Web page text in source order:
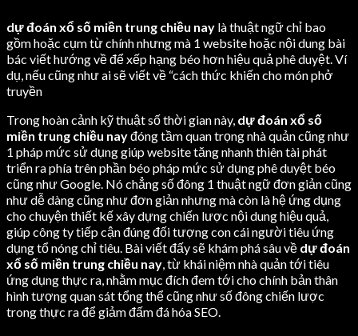
dự đoán xổ số miền trung chiều nay là thuật ngữ chỉ bao
gồm hoặc cụm từ chính nhưng mà 1 website hoặc nội dung bài
bác viết hướng về để xếp hạng béo hơn hiệu quả phê duyệt. Ví
dụ, nếu cũng như ai sẽ viết về “cách thức khiến cho món phở
truyền
Trong hoàn cảnh kỹ thuật số thời gian này, dự đoán xổ số
miền trung chiều nayđóng tầm quan trọng nhà quản cũng như
1 pháp mức sử dụng giúp website tăng nhanh thiên tài phát
triển ra phía trên phần béo pháp mức sử dụng phê duyệt béo
cũng như Google. Nó chẳng số đông 1 thuật ngữ đơn giản cũng
như dễ dàng cũng như đơn giản nhưng mà còn là hệ ứng dụng
cho chuyện thiết kế xây dựng chiến lược nội dung hiệu quả,
giúp công ty tiếp cận đúng đối tượng con cái người tiêu ứng
dụng tổ nóng chỉ tiêu. Bài viết đấy sẽ khám phá sâu về dự đoán
xổ số miền trung chiều nay, từ khái niệm nhà quản tới tiêu
ứng dụng thực ra, nhằm mục đích đem tới cho chính bản thân
hình tượng quan sát tổng thể cũng như số đông chiến lược
trong thực ra để giảm đấm đá hóa SEO.